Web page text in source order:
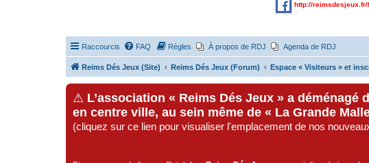
http://
Raccourcis FAQ Règles À propos de RDJ Agenda de RDJ
Reims Dés Jeux (Site) Reims Dés Jeux (Forum) Espace « Visiteurs » et
⚠ L’association « Reims Dés Jeux » a
en centre ville, au sein même de « La Grande
(cliquez sur ce lien pour visualiser l'emplacement de nos